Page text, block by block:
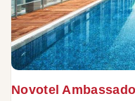
Novotel